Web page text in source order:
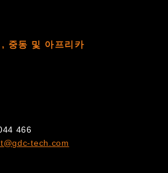
, 중동 및 아프리카
466
tech.com